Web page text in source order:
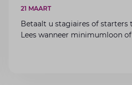
21 MAART
Betaalt u stagiaires of starters
Lees wanneer minimumloon